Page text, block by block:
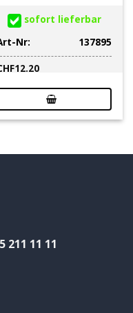
sofort lieferbar
Nr:
137895
12.20
211 11 11